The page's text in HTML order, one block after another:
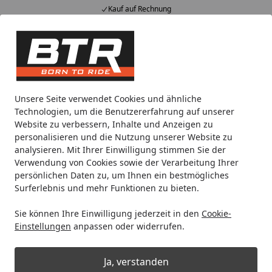
Unsere Seite verwendet Cookies und ähnliche
Technologien, um die Benutzererfahrung auf unserer
Website zu verbessern, Inhalte und Anzeigen zu
personalisieren und die Nutzung unserer Website zu
analysieren. Mit Ihrer Einwilligung stimmen Sie der
Verwendung von Cookies sowie der Verarbeitung Ihrer
persönlichen Daten zu, um Ihnen ein bestmögliches
Surferlebnis und mehr Funktionen zu bieten.
Sie können Ihre Einwilligung jederzeit in den Cookie-
Einstellungen anpassen oder widerrufen.
Ja, verstanden
Kauf auf Rechnung
Alle Produkte
Mein Konto
Suchen
Noch 2 Tage und 22 Stunden
Spare bis zu 35% auf EVOLIFT® Zentralständer
von BTR!
Startseite
IMR Motor & Getriebe Ventile
IMR Ventile Pitbike
Ihre Artikelübersicht
Kategorien